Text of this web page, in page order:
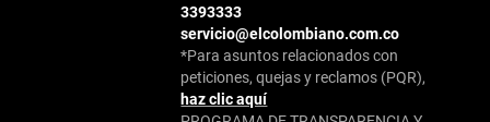
3393333
servicio@elcolombiano.com.co
*Para asuntos relacionados con
peticiones, quejas y reclamos (PQR),
haz clic aquí